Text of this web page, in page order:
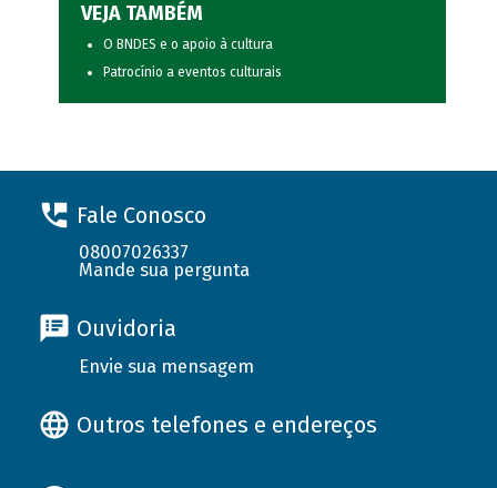
VEJA TAMBÉM
O BNDES e o apoio à cultura
Patrocínio a eventos culturais
Fale Conosco
08007026337
Mande sua pergunta
Ouvidoria
Envie sua mensagem
Outros telefones e endereços